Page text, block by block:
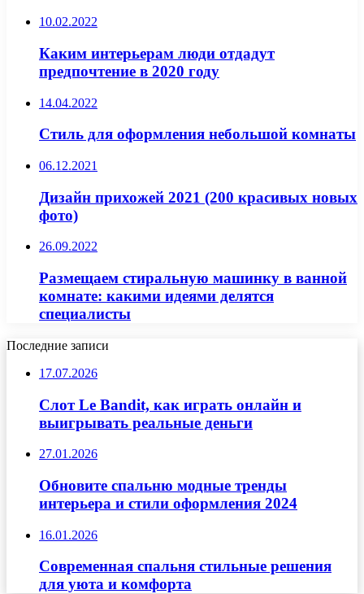
10.02.2022
Каким интерьерам люди отдадут
предпочтение в 2020 году
14.04.2022
Стиль для оформления небольшой комнаты
06.12.2021
Дизайн прихожей 2021 (200 красивых новых
фото)
26.09.2022
Размещаем стиральную машинку в ванной
комнате: какими идеями делятся
специалисты
Последние записи
17.07.2026
Слот Le Bandit, как играть онлайн и
выигрывать реальные деньги
27.01.2026
Обновите спальню модные тренды
интерьера и стили оформления 2024
16.01.2026
Современная спальня стильные решения
для уюта и комфорта